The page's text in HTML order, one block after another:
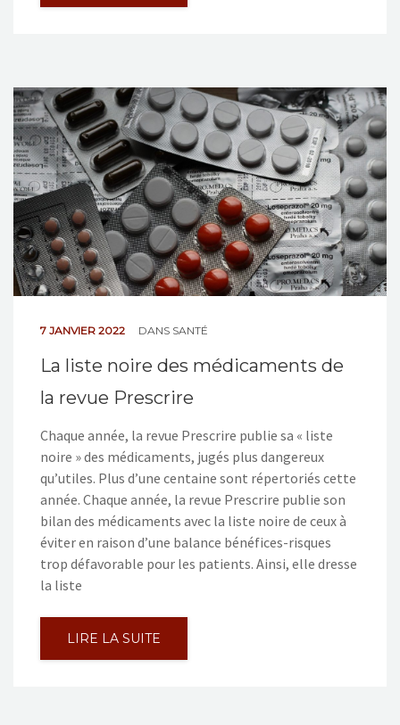
7 JANVIER 2022 DANS SANTÉ
La liste noire des médicaments de
la revue Prescrire
Chaque année, la revue Prescrire publie sa « liste
noire » des médicaments, jugés plus dangereux
qu’utiles. Plus d’une centaine sont répertoriés cette
année. Chaque année, la revue Prescrire publie son
bilan des médicaments avec la liste noire de ceux à
éviter en raison d’une balance bénéfices-risques
trop défavorable pour les patients. Ainsi, elle dresse
la liste
LIRE LA SUITE